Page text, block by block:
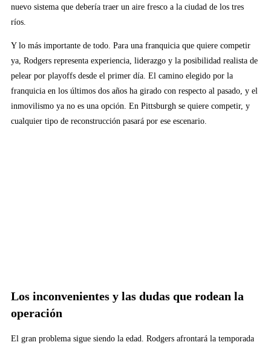
nuevo sistema que debería traer un aire fresco a la ciudad de los tres
ríos.
Y lo más importante de todo. Para una franquicia que quiere competir
ya, Rodgers representa experiencia, liderazgo y la posibilidad realista de
pelear por playoffs desde el primer día. El camino elegido por la
franquicia en los últimos dos años ha girado con respecto al pasado, y el
inmovilismo ya no es una opción. En Pittsburgh se quiere competir, y
cualquier tipo de reconstrucción pasará por ese escenario.
Los inconvenientes y las dudas que rodean la
operación
El gran problema sigue siendo la edad. Rodgers afrontará la temporada